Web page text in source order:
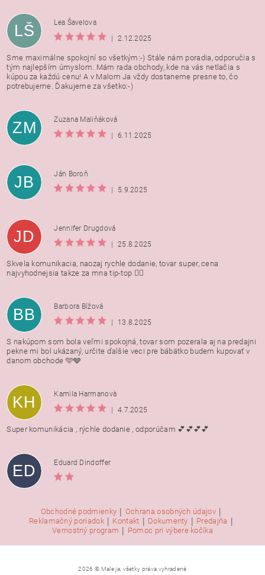
LŠ
Lea Šavelova
|
2.12.2025
Sme maximálne spokojní so všetkým:-) Stále nám poradia, odporučia s
tým najlepším úmyslom. Mám rada obchody, kde na vás netlačia s
kúpou za každú cenu! A v Malom Ja vždy dostaneme presne to, čo
potrebujeme. Ďakujeme za všetko:-)
ZM
Zuzana Maliňáková
|
6.11.2025
JB
Ján Boroň
|
5.9.2025
JD
Jennifer Drugdová
|
25.8.2025
Skvela komunikacia, naozaj rychle dodanie, tovar super, cena
najvyhodnejsia takze za mna tip-top 👍🏻
BB
Barbora Bížová
|
13.8.2025
S nakúpom som bola veľmi spokojná, tovar som pozerala aj na predajni
pekne mi bol ukázaný, určite ďalšie veci pre bábätko budem kupovať v
danom obchode 🩵🩶
KH
Kamila Harmanovà
|
4.7.2025
Super komunikácia , rýchle dodanie , odporúčam 💕💕💕💕
ED Eduard Dindoffer
Obchodné podmienky | Ochrana osobných údajov |
Reklamačný poriadok | Kontakt | Dokumenty | Predajňa |
Vernostný program | Pomoc pri výbere kočíka
2026 © Male ja, všetky práva vyhradené